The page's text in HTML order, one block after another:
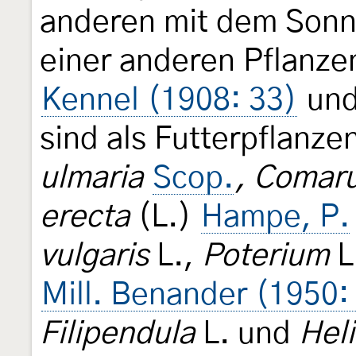
anderen mit dem
einer anderen
Kennel (1908: 33)
sind als
ulmaria Scop. ,
erecta(L.) Hampe, P.
vulgarisL., Poterium
Mill. Benander
FilipendulaL. und